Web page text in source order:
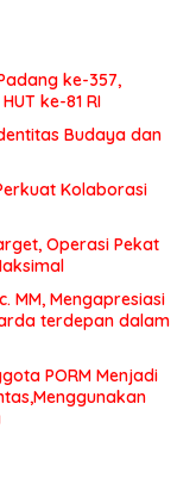
ke-357,
ke-81 RI
Budaya dan
Kolaborasi
Operasi Pekat
MM, Mengapresiasi
terdepan dalam
PORM Menjadi